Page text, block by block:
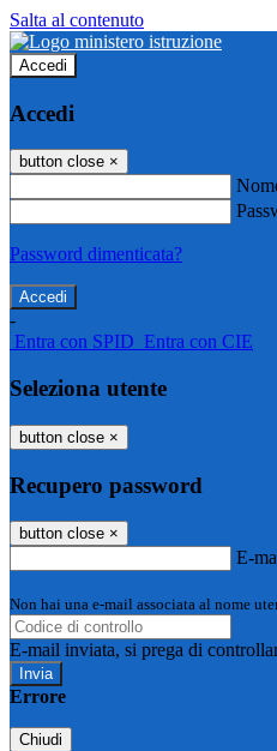
Salta al contenuto
Accedi
Accedi
button close ×
Password dimenticata?
-
Entra con SPID Entra con CIE
Seleziona utente
button close ×
Recupero password
button close ×
E-
Non hai una e-mail associata al nome
E-mail inviata, si prega di
Errore
Chiudi